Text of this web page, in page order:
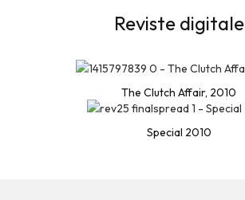
Reviste digitale
The Clutch Affair, 2010
Special 2010